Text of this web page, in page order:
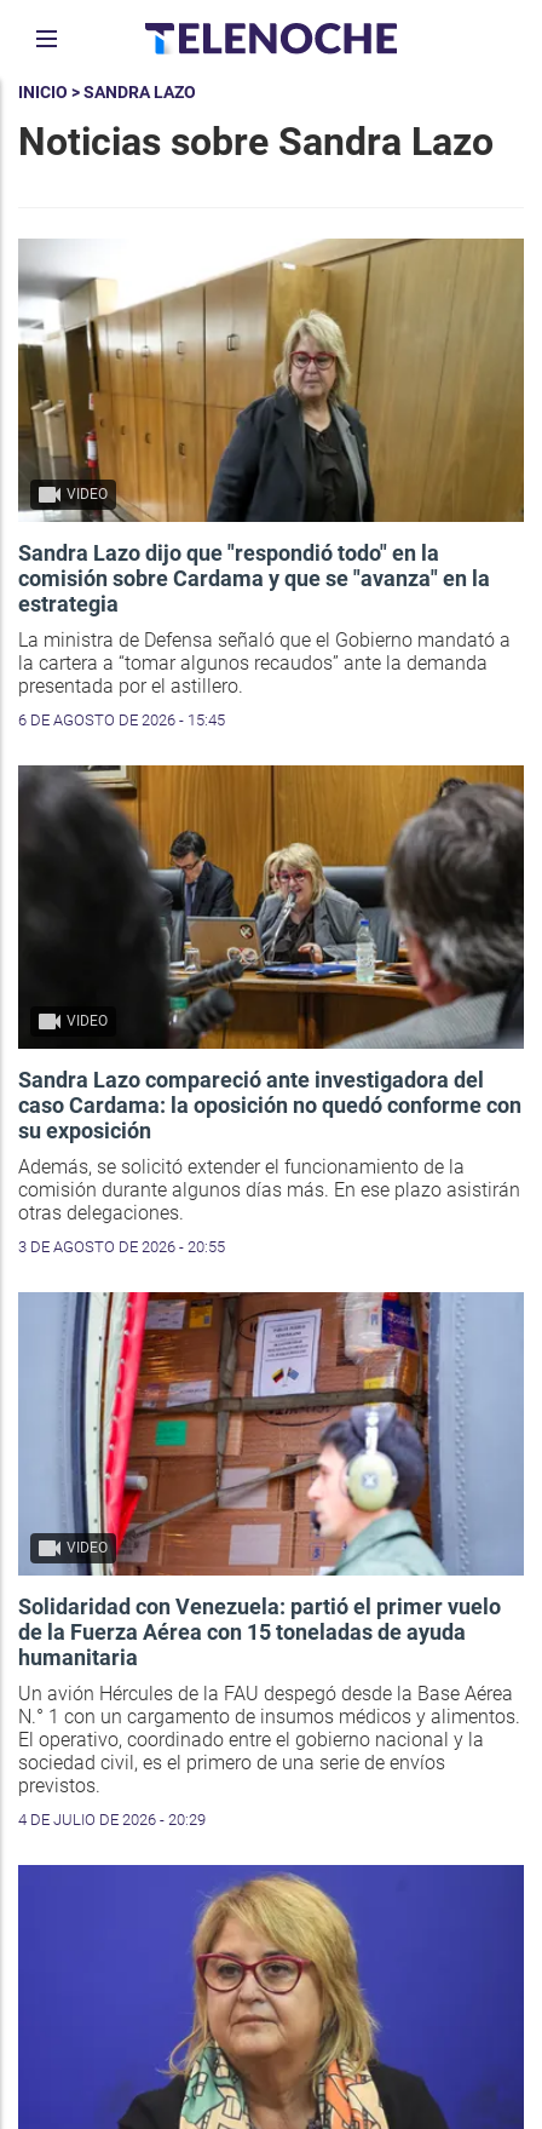
INICIO > SANDRA LAZO
Noticias sobre Sandra Lazo
VIDEO
Sandra Lazo dijo que "respondió todo" en la
comisión sobre Cardama y que se "avanza" en la
estrategia
La ministra de Defensa señaló que el Gobierno mandató a
la cartera a “tomar algunos recaudos” ante la demanda
presentada por el astillero.
6 DE AGOSTO DE 2026 - 15:45
VIDEO
Sandra Lazo compareció ante investigadora del
caso Cardama: la oposición no quedó conforme con
su exposición
Además, se solicitó extender el funcionamiento de la
comisión durante algunos días más. En ese plazo asistirán
otras delegaciones.
3 DE AGOSTO DE 2026 - 20:55
VIDEO
Solidaridad con Venezuela: partió el primer vuelo
de la Fuerza Aérea con 15 toneladas de ayuda
humanitaria
Un avión Hércules de la FAU despegó desde la Base Aérea
N.° 1 con un cargamento de insumos médicos y alimentos.
El operativo, coordinado entre el gobierno nacional y la
sociedad civil, es el primero de una serie de envíos
previstos.
4 DE JULIO DE 2026 - 20:29